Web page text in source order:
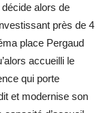
alors de
près de 4
place Pergaud
accueilli le
qui porte
et modernise son